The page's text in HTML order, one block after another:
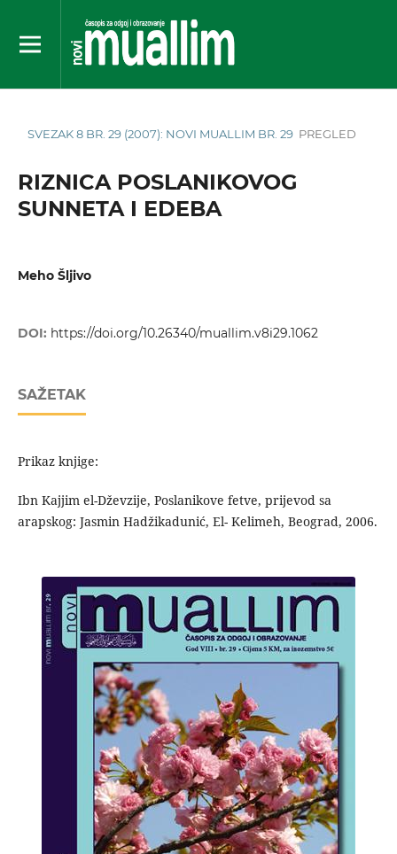
SVEZAK 8 BR. 29 (2007): NOVI MUALLIM BR. 29 PREGLED
RIZNICA POSLANIKOVOG
SUNNETA I EDEBA
Meho Šljivo
DOI: https://doi.org/10.26340/muallim.v8i29.1062
SAŽETAK
Prikaz knjige:
Ibn Kajjim el-Dževzije, Poslanikove fetve, prijevod sa
arapskog: Jasmin Hadžikadunić, El- Kelimeh, Beograd, 2006.